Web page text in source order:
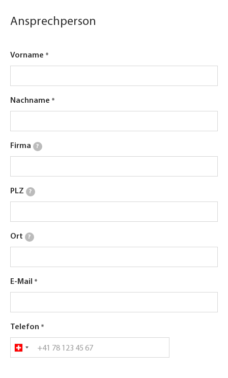
Ansprechperson
Vorname
Nachname
Firma ?
PLZ ?
Ort ?
E-Mail
Telefon